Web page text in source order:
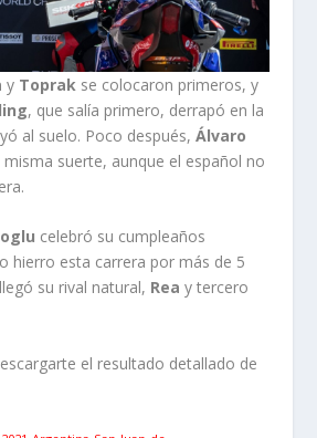
y Toprak se colocaron primeros, y
, que salía primero, derrapó en la
al suelo. Poco después,Álvaro
suerte, aunque el español no
celebró su cumpleaños
hierro esta carrera por más de 5
su rival natural, Rea y tercero
el resultado detallado de